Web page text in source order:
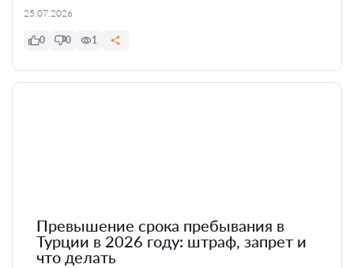
25.07.2026
0 0 1
Превышение срока пребывания в
Турции в 2026 году: штраф, запрет и
что делать